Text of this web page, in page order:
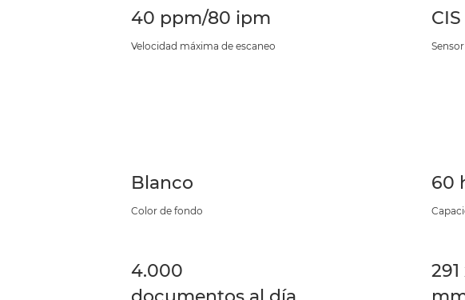
40 ppm/80 ipm
Velocidad máxima de escaneo
CIS
Sensor
Blanco
Color de fondo
60
4.000